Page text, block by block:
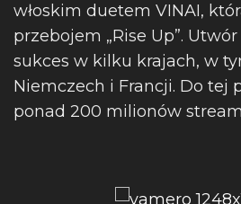
włoskim duetem VINAI,
przebojem „Rise Up”.
sukces w kilku krajach, w
Niemczech i Francji. Do tej
ponad 200 milionów